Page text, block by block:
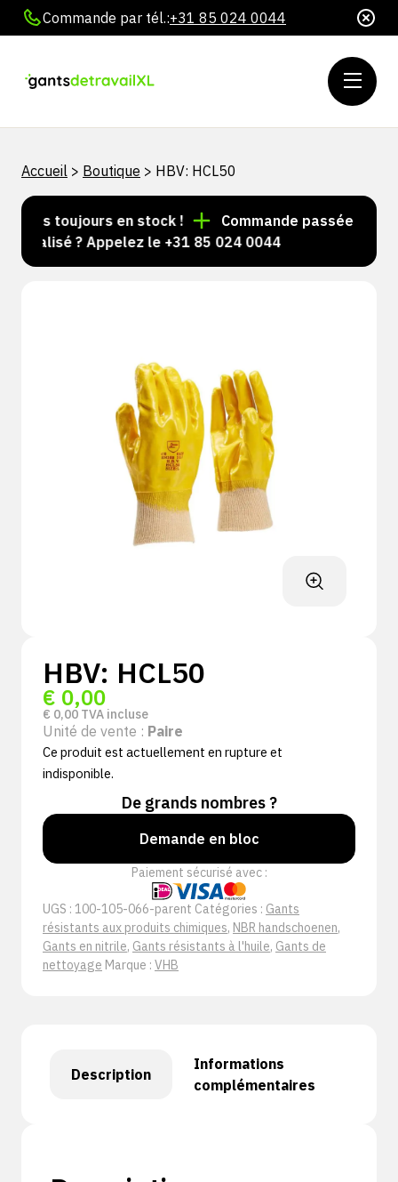
Commande par tél.:+31 85 024 0044
Accueil > Boutique > HBV: HCL50
toujours en stock !
Commande passée avant
? Appelez le +31 85 024 0044
HBV: HCL50
€ 0,00
€ 0,00 TVA incluse
Unité de vente : Paire
Ce produit est actuellement en rupture et
indisponible.
De grands nombres ?
Demande en bloc
Paiement sécurisé avec :
UGS : 100-105-066-parent Catégories : Gants
résistants aux produits chimiques, NBR handschoenen,
Gants en nitrile, Gants résistants à l'huile, Gants de
nettoyage Marque : VHB
Description
Informations
complémentaires